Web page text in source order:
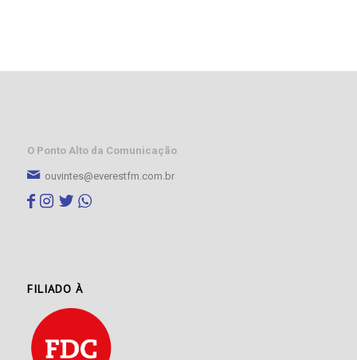
O Ponto Alto da Comunicação
ouvintes@everestfm.com.br
FILIADO À